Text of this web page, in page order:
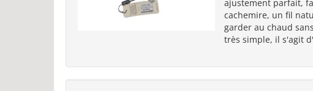
ajustement parfait,
cachemire, un fil
garder au chaud
très simple, il s'agit